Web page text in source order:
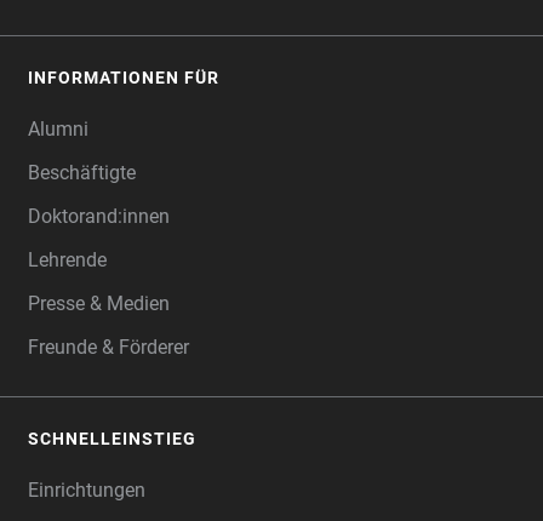
INFORMATIONEN FÜR
Alumni
Beschäftigte
Doktorand:innen
Lehrende
Presse & Medien
Freunde & Förderer
SCHNELLEINSTIEG
Einrichtungen